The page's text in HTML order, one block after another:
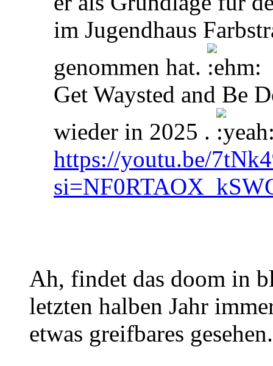
im Jugendhaus
genommen hat.
Get Waysted and Be
wieder in 2025 .
https://youtu.be/
Ah, findet das doom in
letzten halben Jahr
etwas greifbares